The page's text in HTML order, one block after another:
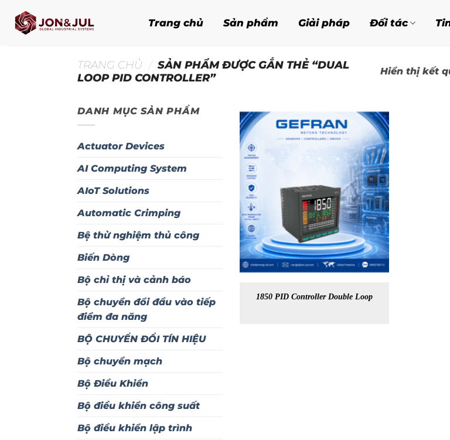
qua
Trang chủ Sản phẩm Giải pháp Đối tác
TRANG CHỦ / SẢN PHẨM ĐƯỢC GẮN THẺ “DUAL
LOOP PID CONTROLLER”
Hiển thị kết
DANH MỤC SẢN PHẨM
Actuator Devices
AI Computing System
AIoT Solutions
Automatic Crimping
Bệ thử nghiệm thủ công
Biến Dòng
Bộ chỉ thị và cảnh báo
Bộ chuyển đổi đầu vào tiếp
điểm đa năng
BỘ CHUYỂN ĐỔI TÍN HIỆU
Bộ chuyển mạch
Bộ Điều Khiển
Bộ điều khiển công suất
Bộ điều khiển lập trình
1850 PID Controller Double Loop